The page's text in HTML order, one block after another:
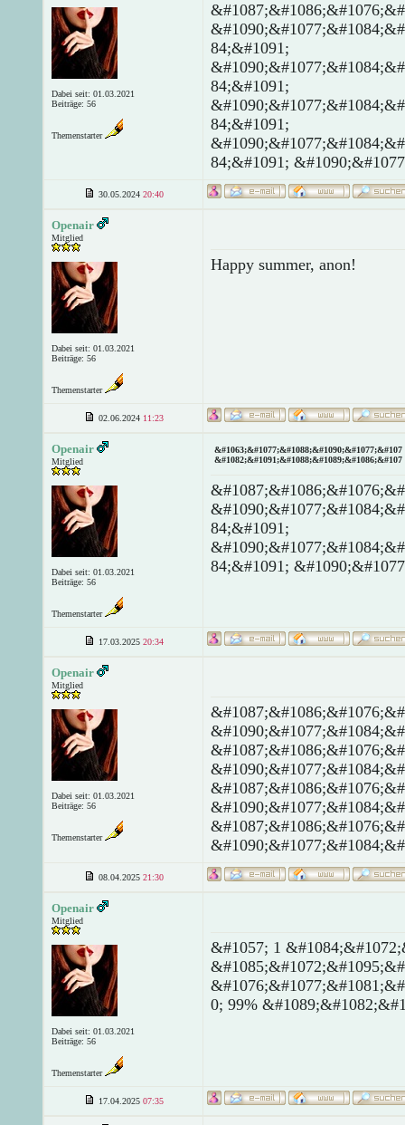
Dabei seit: 01.03.2021
Beiträge: 56
Themenstarter
84;&#1091;
84;&#1091;
84;&#1091;
84;&#1091;
30.05.2024 20:40
Openair
Mitglied
Dabei seit: 01.03.2021
Beiträge: 56
Themenstarter
Happy summer, anon!
02.06.2024 11:23
Openair
Mitglied
Dabei seit: 01.03.2021
Beiträge: 56
Themenstarter
&#1082;&#1091;&#1088;&#1089;&#1086;&#107
84;&#1091;
84;&#1091;
17.03.2025 20:34
Openair
Mitglied
Dabei seit: 01.03.2021
Beiträge: 56
Themenstarter
08.04.2025 21:30
Openair
Mitglied
Dabei seit: 01.03.2021
Beiträge: 56
Themenstarter
&#1057; 1
0; 99%
17.04.2025 07:35